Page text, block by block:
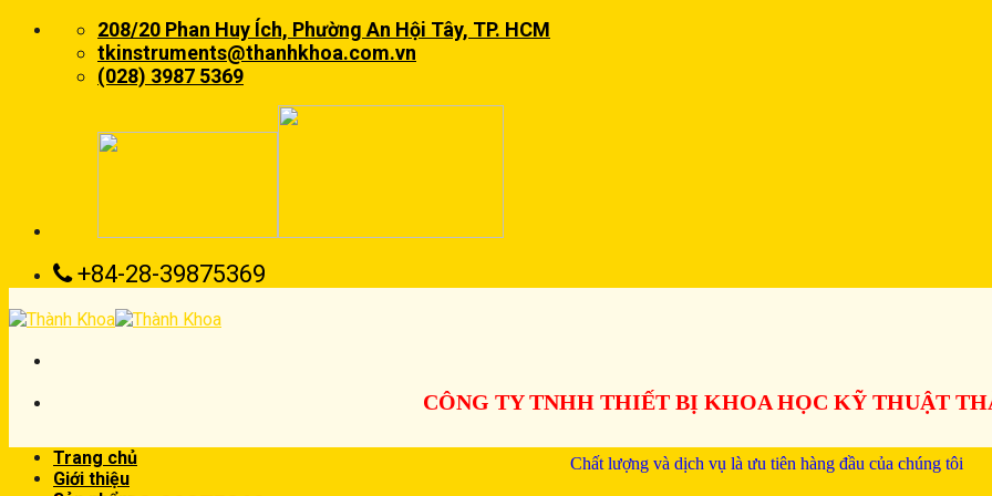
Skip
208/20 Phan Huy Ích, Phường An Hội Tây, TP. HCM
tkinstruments@thanhkhoa.com.vn
(028) 3987 5369
+84-28-39875369
CÔNG TY TNHH THIẾT BỊ KHOA HỌC KỸ THUẬT
Chất lượng và dịch vụ là ưu tiên hàng đầu của chúng tôi
Trang chủ
Giới thiệu